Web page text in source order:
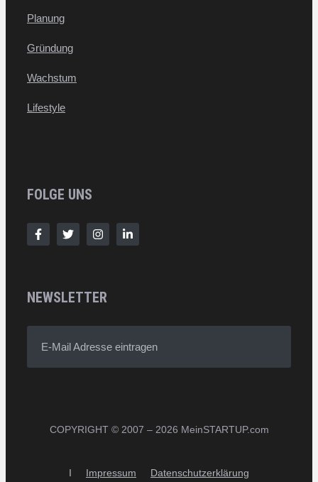
Planung
Gründung
Wachstum
Lifestyle
FOLGE UNS
NEWSLETTER
E-Mail Adresse eintragen
COPYRIGHT © 2007 – 2026 MeinSTARTUP.com
I Impressum Datenschutzerklärung